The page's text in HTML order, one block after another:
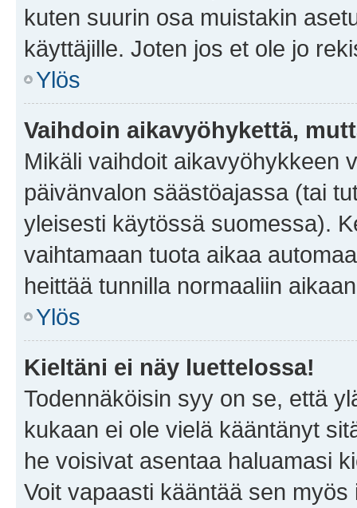
kuten suurin osa muistakin
käyttäjille. Joten jos et ole jo
Ylös
Vaihdoin aikavyöhykettä,
Mikäli vaihdoit aikavyöhykkeen
päivänvalon säästöajassa (tai
yleisesti käytössä suomessa).
vaihtamaan tuota aikaa
heittää tunnilla normaaliin
Ylös
Kieltäni ei näy luettelossa!
Todennäköisin syy on se, että
kukaan ei ole vielä kääntänyt
he voisivat asentaa haluamasi
Voit vapaasti kääntää sen